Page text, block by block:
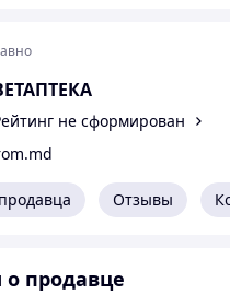
не сформирован
Отзывы
продавце